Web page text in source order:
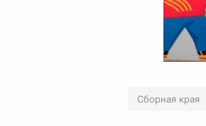
Сборная края